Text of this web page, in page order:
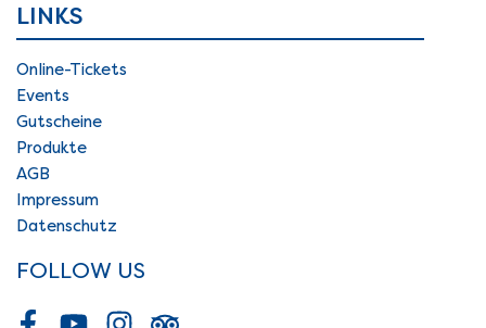
LINKS
Online-Tickets
Events
Gutscheine
Produkte
AGB
Impressum
Datenschutz
FOLLOW US